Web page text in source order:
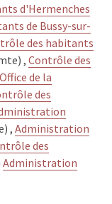
d'Hermenches
de Bussy-sur-
des habitants
,Contrôle des
Office de la
des
,Administration
des
Administration